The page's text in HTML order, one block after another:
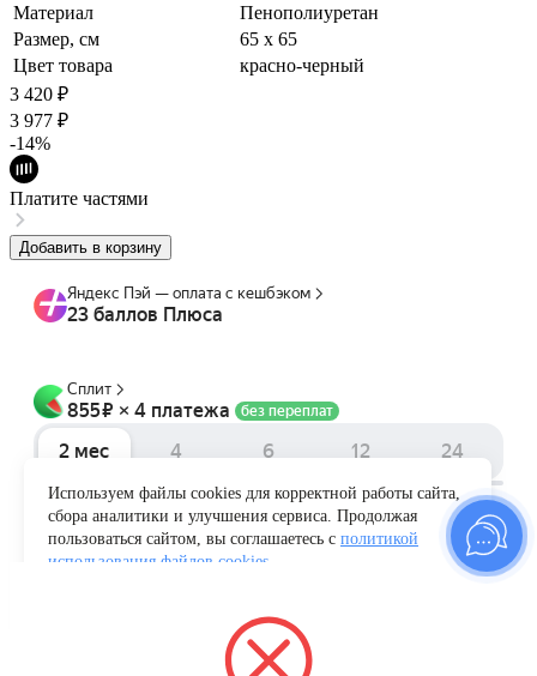
Материал
Пенополиуретан
Размер, см
65 х 65
Цвет товара
красно-черный
3 420 ₽
3 977 ₽
-14%
Платите частями
Добавить в корзину
Используем файлы cookies для корректной работы сайта,
сбора аналитики и улучшения сервиса. Продолжая
пользоваться сайтом, вы соглашаетесь с политикой
использования файлов cookies